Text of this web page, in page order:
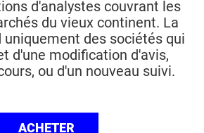
d'analystes couvrant les
du vieux continent. La
des sociétés qui
d'une modification d'avis,
ou d'un nouveau suivi.
ACHETER